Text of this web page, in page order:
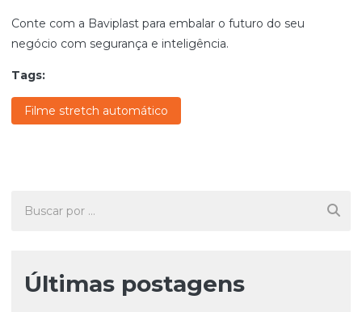
Conte com a Baviplast para embalar o futuro do seu
negócio com segurança e inteligência.
Tags:
Filme stretch automático
Últimas postagens